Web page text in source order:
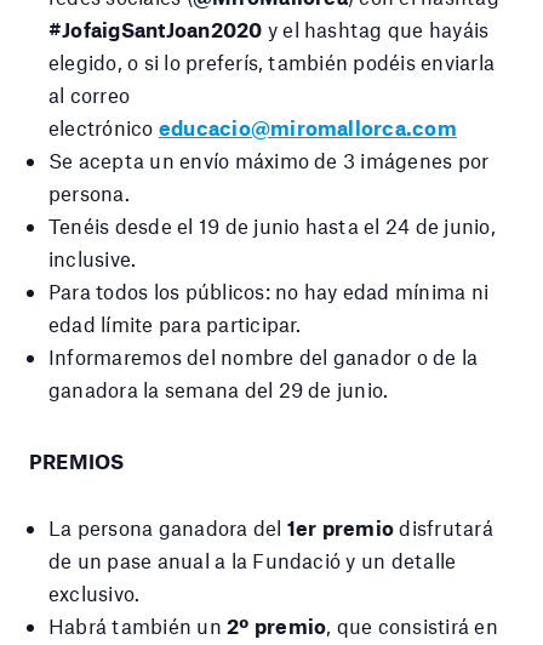
#JofaigSantJoan2020 y el hashtag que hayáis
elegido, o si lo preferís, también podéis enviarla
al correo
electrónico educacio@miromallorca.com
Se acepta un envío máximo de 3 imágenes por
persona.
Tenéis desde el 19 de junio hasta el 24 de junio,
inclusive.
Para todos los públicos: no hay edad mínima ni
edad límite para participar.
Informaremos del nombre del ganador o de la
ganadora la semana del 29 de junio.
PREMIOS
La persona ganadora del 1er premio disfrutará
de un pase anual a la Fundació y un detalle
exclusivo.
Habrá también un 2º premio , que consistirá en